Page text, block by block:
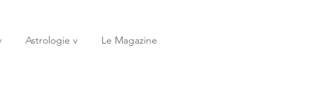
Astrologie v Le Magazine